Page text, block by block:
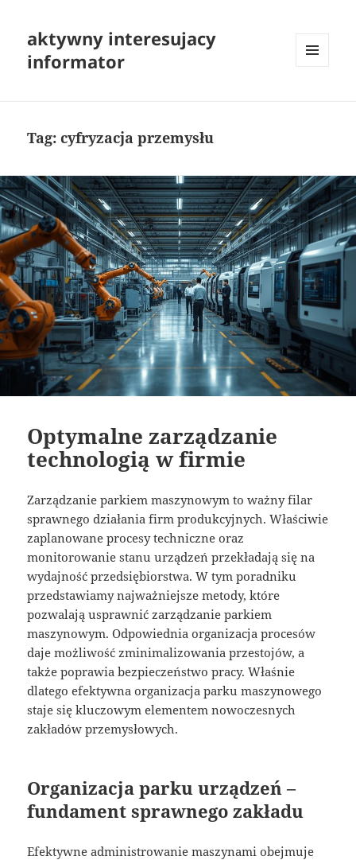
aktywny interesujacy
informator
Tag:cyfryzacja przemysłu
Optymalne zarządzanie
technologią w firmie
Zarządzanie parkiem maszynowym to ważny filar
sprawnego działania firm produkcyjnych. Właściwie
zaplanowane procesy techniczne oraz
monitorowanie stanu urządzeń przekładają się na
wydajność przedsiębiorstwa. W tym poradniku
przedstawiamy najważniejsze metody, które
pozwalają usprawnić zarządzanie parkiem
maszynowym. Odpowiednia organizacja procesów
daje możliwość zminimalizowania przestojów, a
także poprawia bezpieczeństwo pracy. Właśnie
dlatego efektywna organizacja parku maszynowego
staje się kluczowym elementem nowoczesnych
zakładów przemysłowych.
Organizacja parku urządzeń –
fundament sprawnego zakładu
Efektywne administrowanie maszynami obejmuje